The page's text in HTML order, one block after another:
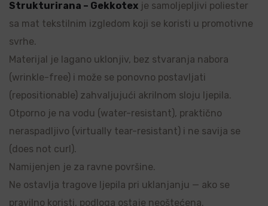
Strukturirana – Gekkotex je samoljepljivi poliester
sa mat tekstilnim izgledom koji se koristi u promotivne
svrhe.
Materijal je lagano uklonjiv, bez stvaranja nabora
(wrinkle-free) i može se ponovno postavljati
(repositionable) zahvaljujući akrilnom sloju ljepila.
Otporno je na vodu (water-resistant), praktično
neraspadljivo (virtually tear-resistant) i ne savija se
(does not curl).
Namijenjen je za ravne površine.
Ne ostavlja tragove ljepila pri uklanjanju — ako se
pravilno koristi, podloga ostaje neoštećena.